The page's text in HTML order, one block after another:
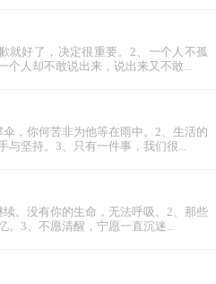
就好了，决定很重要。2、一个人不孤
个人却不敢说出来，说出来又不敢...
，你何苦非为他等在雨中。2、生活的
与坚持。3、只有一件事，我们很...
。没有你的生命，无法呼吸。2、那些
3、不愿清醒，宁愿一直沉迷...